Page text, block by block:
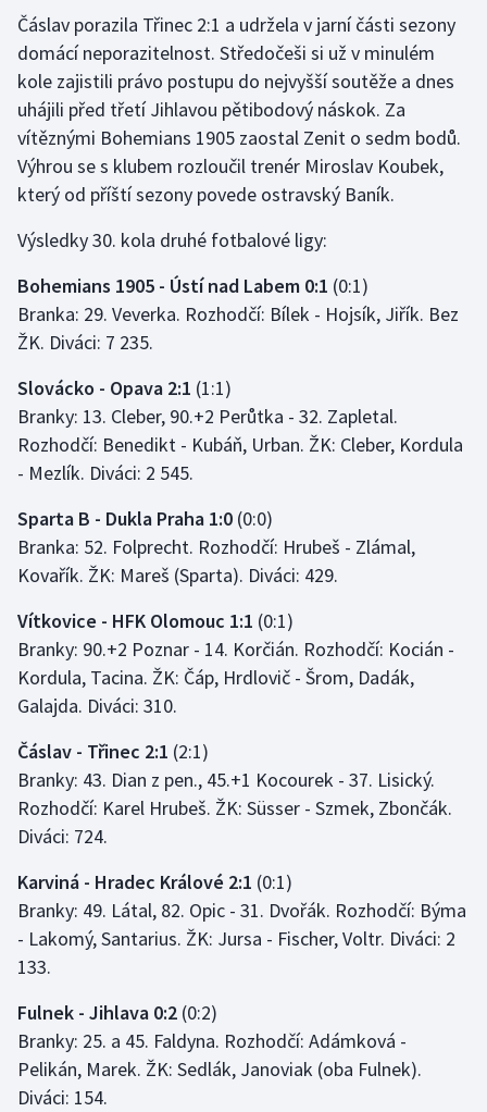
Judo
Krasobruslení
Lezení
Lyže a snowboard
Moderní pětiboj
Motorsport
Olympijské hry
Parasport
Plavání
Plážový volejbal
Ragby
Rychlobruslení
Rychlostní kanoistika
Short track
Sportovní střelba
Stolní tenis
Triatlon
Veslování
Vodní slalom
Volejbal
Ostatní
Čáslav porazila Třinec 2:1 a udržela v jarní části sezony
domácí neporazitelnost. Středočeši si už v minulém
kole zajistili právo postupu do nejvyšší soutěže a dnes
uhájili před třetí Jihlavou pětibodový náskok. Za
vítěznými Bohemians 1905 zaostal Zenit o sedm bodů.
Výhrou se s klubem rozloučil trenér Miroslav Koubek,
který od příští sezony povede ostravský Baník.
Výsledky 30. kola druhé fotbalové ligy:
Bohemians 1905 - Ústí nad Labem 0:1 (0:1)
Branka: 29. Veverka. Rozhodčí: Bílek - Hojsík, Jiřík. Bez
ŽK. Diváci: 7 235.
Slovácko - Opava 2:1 (1:1)
Branky: 13. Cleber, 90.+2 Perůtka - 32. Zapletal.
Rozhodčí: Benedikt - Kubáň, Urban. ŽK: Cleber, Kordula
- Mezlík. Diváci: 2 545.
Sparta B - Dukla Praha 1:0 (0:0)
Branka: 52. Folprecht. Rozhodčí: Hrubeš - Zlámal,
Kovařík. ŽK: Mareš (Sparta). Diváci: 429.
Vítkovice - HFK Olomouc 1:1 (0:1)
Branky: 90.+2 Poznar - 14. Korčián. Rozhodčí: Kocián -
Kordula, Tacina. ŽK: Čáp, Hrdlovič - Šrom, Dadák,
Galajda. Diváci: 310.
Čáslav - Třinec 2:1 (2:1)
Branky: 43. Dian z pen., 45.+1 Kocourek - 37. Lisický.
Rozhodčí: Karel Hrubeš. ŽK: Süsser - Szmek, Zbončák.
Diváci: 724.
Karviná - Hradec Králové 2:1 (0:1)
Branky: 49. Látal, 82. Opic - 31. Dvořák. Rozhodčí: Býma
- Lakomý, Santarius. ŽK: Jursa - Fischer, Voltr. Diváci: 2
133.
Fulnek - Jihlava 0:2 (0:2)
Branky: 25. a 45. Faldyna. Rozhodčí: Adámková -
Pelikán, Marek. ŽK: Sedlák, Janoviak (oba Fulnek).
Diváci: 154.